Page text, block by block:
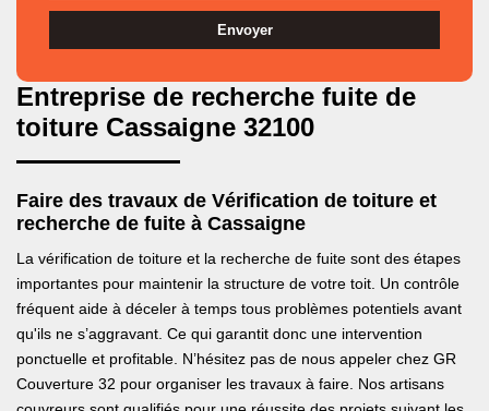
Entreprise de recherche fuite de
toiture Cassaigne 32100
Faire des travaux de Vérification de toiture et
recherche de fuite à Cassaigne
La vérification de toiture et la recherche de fuite sont des étapes
importantes pour maintenir la structure de votre toit. Un contrôle
fréquent aide à déceler à temps tous problèmes potentiels avant
qu'ils ne s’aggravant. Ce qui garantit donc une intervention
ponctuelle et profitable. N’hésitez pas de nous appeler chez GR
Couverture 32 pour organiser les travaux à faire. Nos artisans